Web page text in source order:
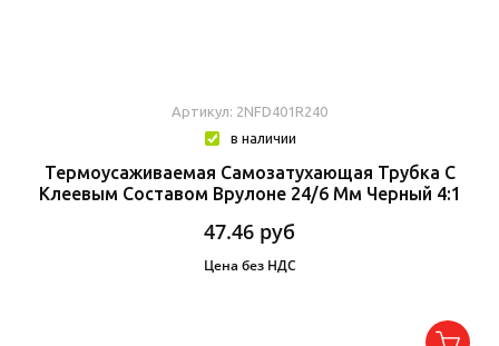
Артикул: 2NFD401R240
в наличии
Термоусаживаемая Самозатухающая Трубка C
Клеевым Составом Врулоне 24/6 Мм Черный 4:1
47.46 руб
Цена без НДС